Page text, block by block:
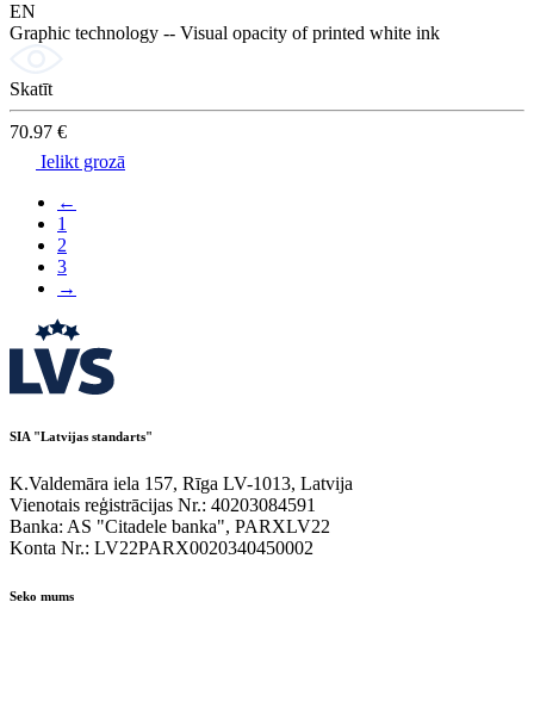
EN
Graphic technology -- Visual opacity of printed white ink
Skatīt
70.97 €
Ielikt grozā
←
1
2
3
→
SIA "Latvijas standarts"
K.Valdemāra iela 157, Rīga LV-1013, Latvija
Vienotais reģistrācijas Nr.: 40203084591
Banka: AS "Citadele banka", PARXLV22
Konta Nr.: LV22PARX0020340450002
Seko mums